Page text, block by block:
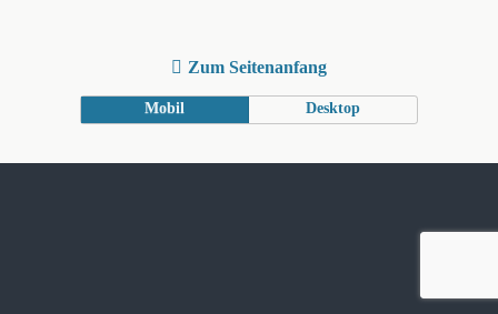
Zum Seitenanfang
Mobil Desktop